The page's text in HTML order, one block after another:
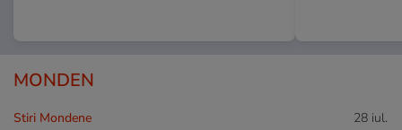
MONDEN
Stiri Mondene 28 iul.